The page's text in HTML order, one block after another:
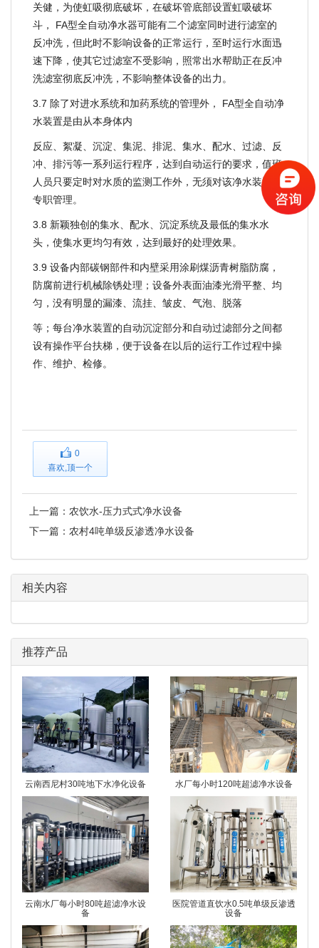
关健，为使虹吸彻底破坏，在破坏管底部设置虹吸破坏
斗， FA型全自动净水器可能有二个滤室同时进行滤室的
反冲洗，但此时不影响设备的正常运行，至时运行水面迅
速下降，使其它过滤室不受影响，照常出水帮助正在反冲
洗滤室彻底反冲洗，不影响整体设备的出力。
3.7 除了对进水系统和加药系统的管理外， FA型全自动净
水装置是由从本身体内
反应、絮凝、沉淀、集泥、排泥、集水、配水、过滤、反
冲、排污等一系列运行程序，达到自动运行的要求，值班
人员只要定时对水质的监测工作外，无须对该净水装置作
专职管理。
3.8 新颖独创的集水、配水、沉淀系统及最低的集水水
头，使集水更均匀有效，达到最好的处理效果。
3.9 设备内部碳钢部件和内壁采用涂刷煤沥青树脂防腐，
防腐前进行机械除锈处理；设备外表面油漆光滑平整、均
匀，没有明显的漏漆、流挂、皱皮、气泡、脱落
等；每台净水装置的自动沉淀部分和自动过滤部分之间都
设有操作平台扶梯，便于设备在以后的运行工作过程中操
作、维护、检修。
0
喜欢,顶一个
上一篇： 农饮水-压力式式净水设备
下一篇： 农村4吨单级反渗透净水设备
相关内容
推荐产品
云南西尼村30吨地下水净化设备 水厂每小时120吨超滤净水设备
云南水厂每小时80吨超滤净水设
备
医院管道直饮水0.5吨单级反渗透
设备